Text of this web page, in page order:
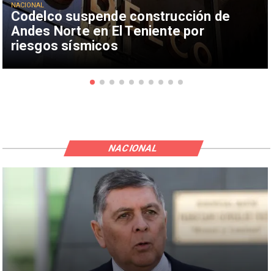
Codelco suspende construcción de
Andes Norte en El Teniente por
riesgos sísmicos
NACIONAL
NACIONAL